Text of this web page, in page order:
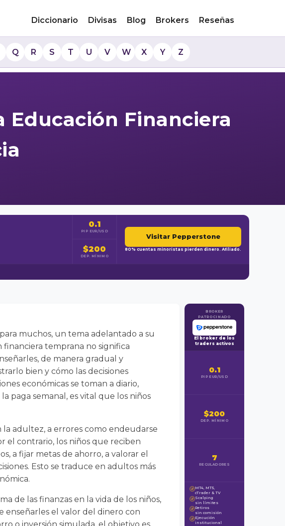
Diccionario Divisas Blog Brokers Reseñas
Q R S T U V W X Y Z
Financiera
0.1
PIP EUR/USD
$200
DEP. MÍNIMO
Visitar Pepperstone
80% cuentas minoristas pierden dinero. Afiliado.
muchos, un tema adelantado a su
temprana no significa
de manera gradual y
bien y cómo las decisiones
económicas se toman a diario,
paga semanal, es vital que los niños
la adultez, a errores como endeudarse
el contrario, los niños que reciben
a fijar metas de ahorro, a valorar el
Esto se traduce en adultos más
de las finanzas en la vida de los niños,
enseñarles el valor del dinero con
BROKER
PATROCINADO
El broker de los
traders activos
0.1
PIP EUR/USD
$200
DEP. MÍNIMO
7
REGULADORES
✓ MT4, MT5,
cTrader & TV
✓ Scalping
sin límites
✓ Retiros
sin comisión
✓ Ejecución
institucional